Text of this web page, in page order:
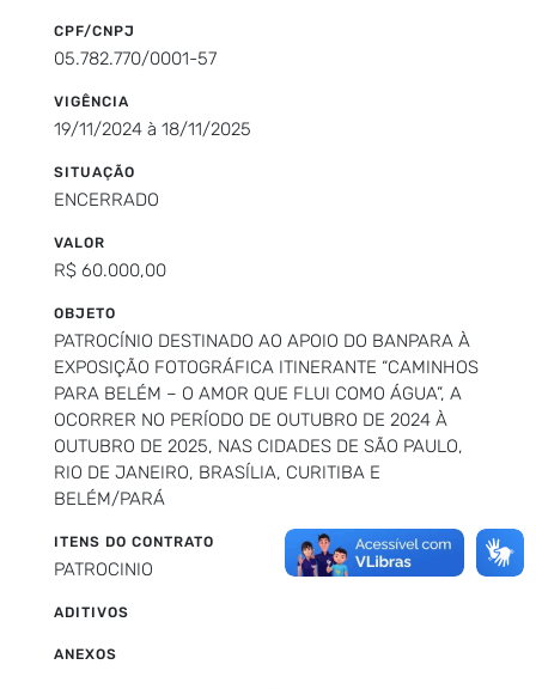
CPF/CNPJ
05.782.770/0001-57
VIGÊNCIA
19/11/2024 à 18/11/2025
SITUAÇÃO
ENCERRADO
VALOR
R$ 60.000,00
OBJETO
PATROCÍNIO DESTINADO AO APOIO DO BANPARA À
EXPOSIÇÃO FOTOGRÁFICA ITINERANTE “CAMINHOS
PARA BELÉM – O AMOR QUE FLUI COMO ÁGUA”, A
OCORRER NO PERÍODO DE OUTUBRO DE 2024 À
OUTUBRO DE 2025, NAS CIDADES DE SÃO PAULO,
RIO DE JANEIRO, BRASÍLIA, CURITIBA E
BELÉM/PARÁ
ITENS DO CONTRATO
PATROCINIO
ADITIVOS
ANEXOS